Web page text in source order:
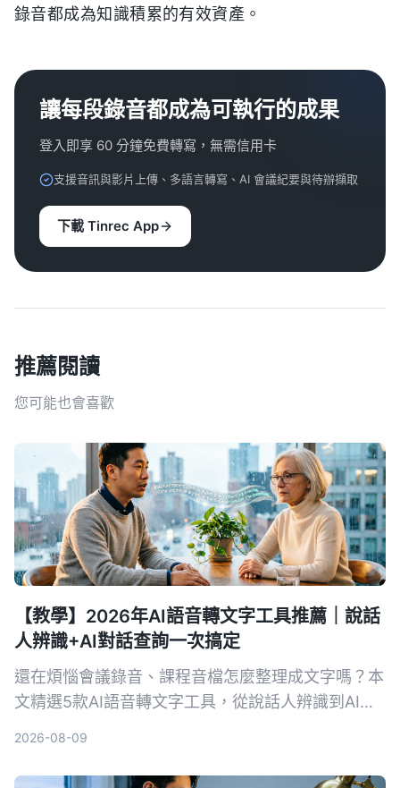
錄音都成為知識積累的有效資產。
讓每段錄音都成為可執行的成果
登入即享 60 分鐘免費轉寫，無需信用卡
支援音訊與影片上傳、多語言轉寫、AI 會議紀要與待辦擷取
下載 Tinrec App
推薦閱讀
您可能也會喜歡
【教學】2026年AI語音轉文字工具推薦｜說話
人辨識+AI對話查詢一次搞定
還在煩惱會議錄音、課程音檔怎麼整理成文字嗎？本
文精選5款AI語音轉文字工具，從說話人辨識到AI對
2026-08-09